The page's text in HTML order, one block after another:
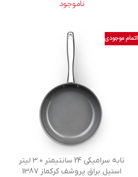
ناموجود
اتمام موجودی
تابه سرامیکی 24 سانتیمتر 3.0 لیتر
استیل براق پروشف کرکماز 1387